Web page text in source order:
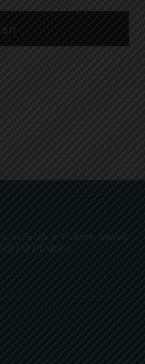
el Farró, el Putxet, Sarrià,
i el Tibidabo